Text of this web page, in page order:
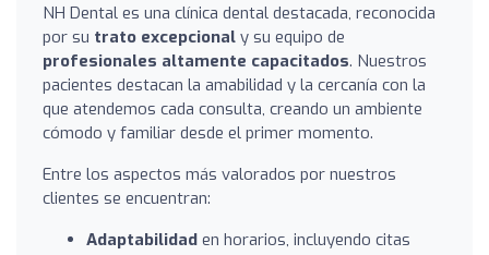
NH Dental es una clínica dental destacada, reconocida
por su trato excepcional y su equipo de
profesionales altamente capacitados. Nuestros
pacientes destacan la amabilidad y la cercanía con la
que atendemos cada consulta, creando un ambiente
cómodo y familiar desde el primer momento.
Entre los aspectos más valorados por nuestros
clientes se encuentran:
Adaptabilidad en horarios, incluyendo citas